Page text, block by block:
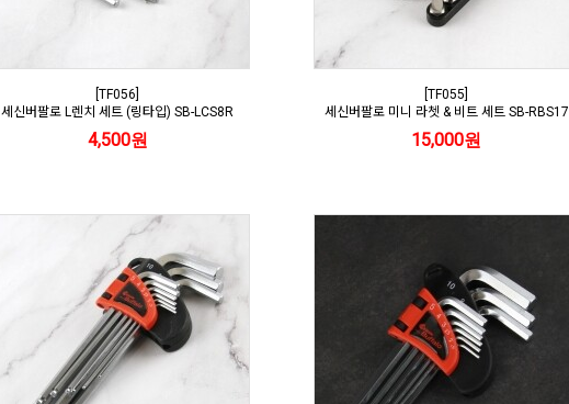
[TF056]
세신버팔로 L렌치 세트 (링타입) SB-LCS8R
4,500원
[TF055]
세신버팔로 미니 라쳇 & 비트 세트 SB-RBS17
15,000원